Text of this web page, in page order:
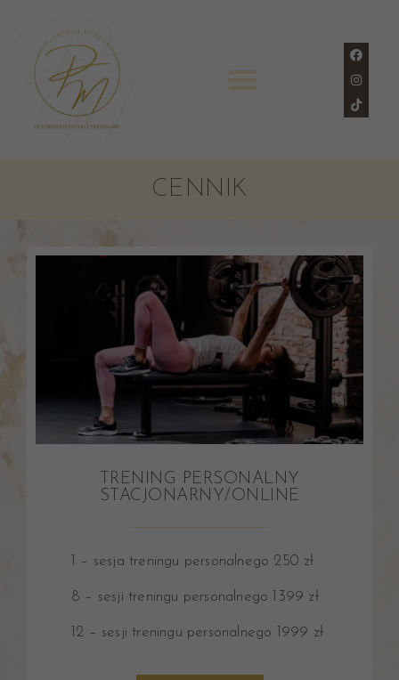
CENNIK
TRENING PERSONALNY
STACJONARNY/ONLINE
1 – sesja treningu personalnego 250 zł
8 – sesji treningu personalnego 1399 zł
12 – sesji treningu personalnego 1999 zł